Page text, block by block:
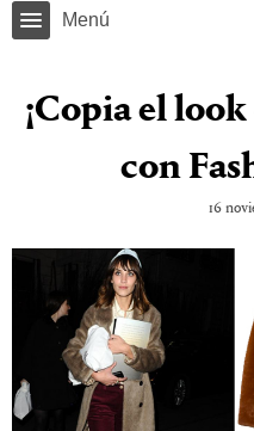
Menú
¡Copia el
con
16